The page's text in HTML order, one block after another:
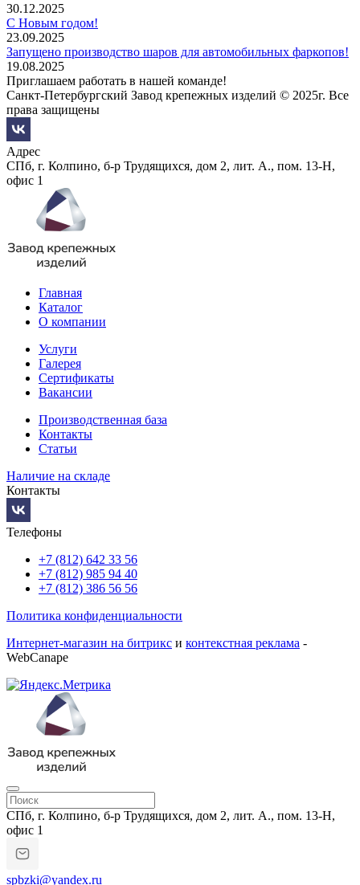
30.12.2025
С Новым годом!
23.09.2025
Запущено производство шаров для автомобильных фаркопов!
19.08.2025
Приглашаем работать в нашей команде!
Санкт-Петербургский Завод крепежных изделий © 2025г. Все
права защищены
Адрес
СПб, г. Колпино, б-р Трудящихся, дом 2, лит. А., пом. 13-Н,
офис 1
Главная
Каталог
О компании
Услуги
Галерея
Сертификаты
Вакансии
Производственная база
Контакты
Статьи
Наличие на складе
Контакты
Телефоны
+7 (812) 642 33 56
+7 (812) 985 94 40
+7 (812) 386 56 56
Политика конфиденциальности
Интернет-магазин на битрикс и контекстная реклама -
WebCanape
СПб, г. Колпино, б-р Трудящихся, дом 2, лит. А., пом. 13-Н,
офис 1
spbzki@yandex.ru